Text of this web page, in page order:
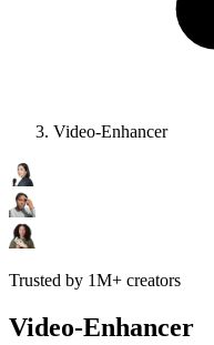
Video-Enhancer
Trusted by 1M+ creators
Video-Enhancer